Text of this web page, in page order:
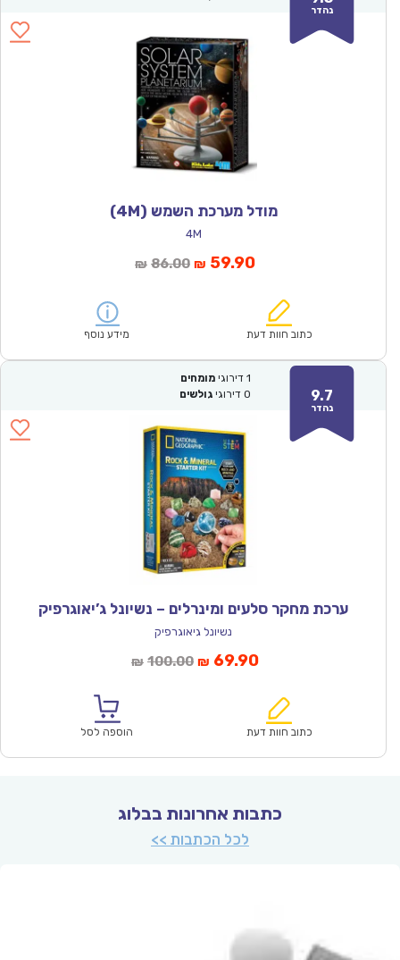
נהדר
מודל מערכת השמש (4M)
4M
₪ 86.00המחיר
₪86.00.
₪ 59.90המחיר
הוא:
כתוב חוות דעת מידע נוסף
9.7
נהדר
1 דירוגי מומחים
0 דירוגי גולשים
ערכת מחקר סלעים ומינרלים – נשיונל ג’יאוגרפיק
נשיונל גיאוגרפיק
₪ 100.00המחיר
₪100.00.
₪ 69.90המחיר
הוא:
כתוב חוות דעת הוספה לסל
כתבות אחרונות בבלוג
לכל הכתבות >>